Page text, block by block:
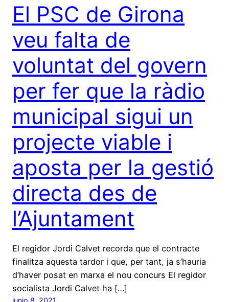
El PSC de Girona
veu falta de
voluntat del govern
per fer que la ràdio
municipal sigui un
projecte viable i
aposta per la gestió
directa des de
l’Ajuntament
El regidor Jordi Calvet recorda que el contracte
finalitza aquesta tardor i que, per tant, ja s’hauria
d’haver posat en marxa el nou concurs El regidor
socialista Jordi Calvet ha […]
junio 8, 2021